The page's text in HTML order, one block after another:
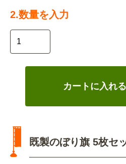
2.数量を入力
カートに入れる
既製のぼり旗 5枚セ